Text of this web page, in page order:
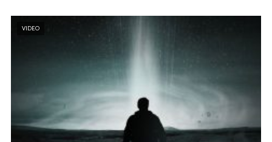
VIDEO